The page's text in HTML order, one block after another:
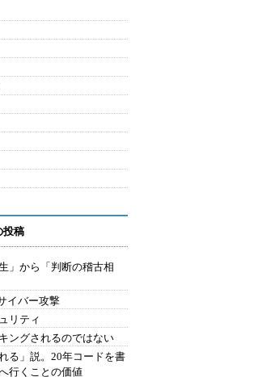
投稿
」から「判断の稽古相
イバー攻撃
リティ
ングされるのではない
る」説。20年コードを書
行くことの価値